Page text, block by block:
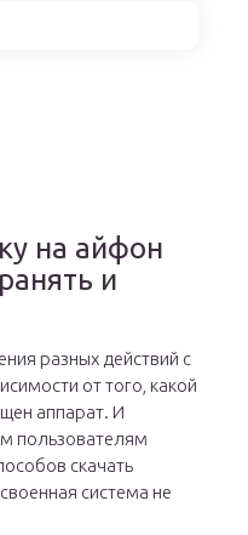
на айфон
и
разных действий с
от того, какой
аппарат. И
пользователям
скачать
система не